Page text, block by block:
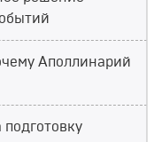
Аполлинарий